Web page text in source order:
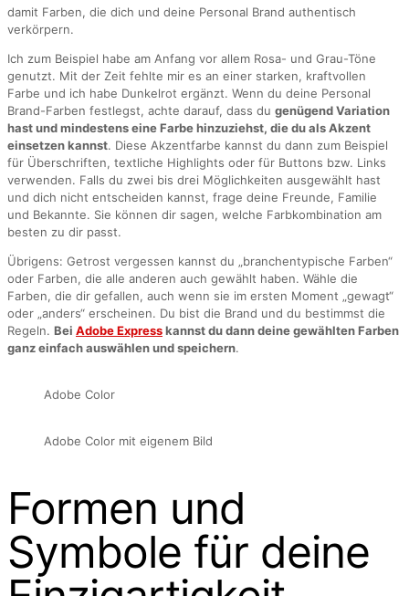
damit Farben, die dich und deine Personal Brand authentisch
verkörpern.
Ich zum Beispiel habe am Anfang vor allem Rosa- und Grau-Töne
genutzt. Mit der Zeit fehlte mir es an einer starken, kraftvollen
Farbe und ich habe Dunkelrot ergänzt. Wenn du deine Personal
Brand-Farben festlegst, achte darauf, dass du genügend Variation
hast und mindestens eine Farbe hinzuziehst, die du als Akzent
einsetzen kannst. Diese Akzentfarbe kannst du dann zum Beispiel
für Überschriften, textliche Highlights oder für Buttons bzw. Links
verwenden. Falls du zwei bis drei Möglichkeiten ausgewählt hast
und dich nicht entscheiden kannst, frage deine Freunde, Familie
und Bekannte. Sie können dir sagen, welche Farbkombination am
besten zu dir passt.
Übrigens: Getrost vergessen kannst du „branchentypische Farben“
oder Farben, die alle anderen auch gewählt haben. Wähle die
Farben, die dir gefallen, auch wenn sie im ersten Moment „gewagt“
oder „anders“ erscheinen. Du bist die Brand und du bestimmst die
Regeln. Bei Adobe Expresskannst du dann deine gewählten Farben
ganz einfach auswählen und speichern.
Adobe Color
Adobe Color mit eigenem Bild
Formen und
Symbole für deine